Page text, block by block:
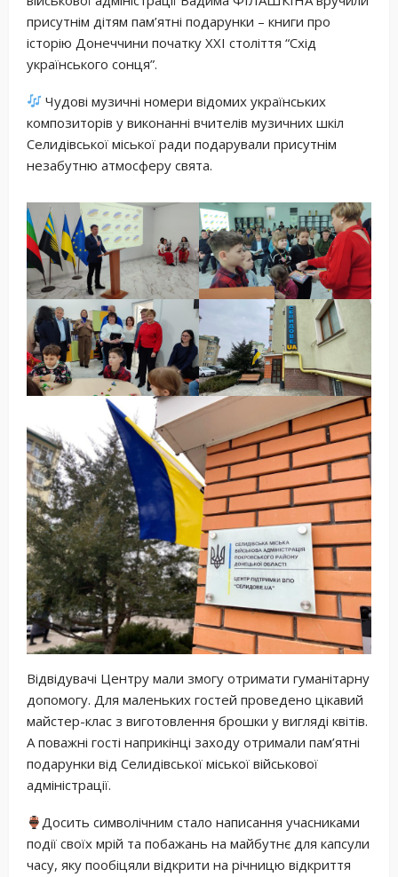
присутнім дітям пам’ятні подарунки – книги про
історію Донеччини початку XXI століття “Схід
українського сонця”.
Чудові музичні номери відомих українських
композиторів у виконанні вчителів музичних шкіл
Селидівської міської ради подарували присутнім
незабутню атмосферу свята.
Відвідувачі Центру мали змогу отримати гуманітарну
допомогу. Для маленьких гостей проведено цікавий
майстер-клас з виготовлення брошки у вигляді квітів.
А поважні гості наприкінці заходу отримали пам’ятні
подарунки від Селидівської міської військової
адміністрації.
Досить символічним стало написання учасниками
події своїх мрій та побажань на майбутнє для капсули
часу, яку пообіцяли відкрити на річницю відкриття